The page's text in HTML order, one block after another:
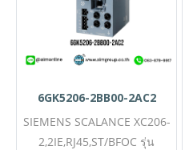
6GK5206-2BB00-2AC2
SIEMENS SCALANCE XC206-
2,2IE,RJ45,ST/BFOC รุ่น